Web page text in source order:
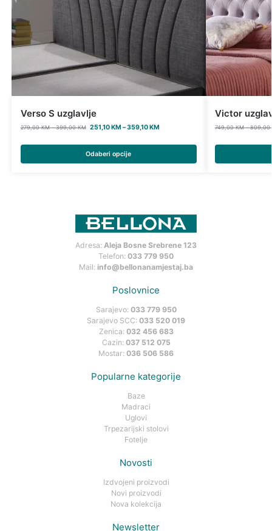
Verso S uzglavlje
279,00KM – 399,00KM 251,10KM –359,10KM
Odaberi opcije
Victor
749,00KM – 809,00
Adresa: Aleja Bosne Srebrene 123
Telefon: 033 779 950
Mail: info@bellonanamjestaj.ba
Poslovnice
Sarajevo: 033 779 950
Sarajevo SCC: 033 520 019
Zenica: 032 456 683
Cazin: 037 512 075
Mostar: 036 506 586
Popularne kategorije
Baze
Madraci
Uglovi
Trpezarijski stolovi
Fotelje
Novosti
Izdvojeni proizvodi
Novi proizvodi
Nova kolekcija
Newsletter